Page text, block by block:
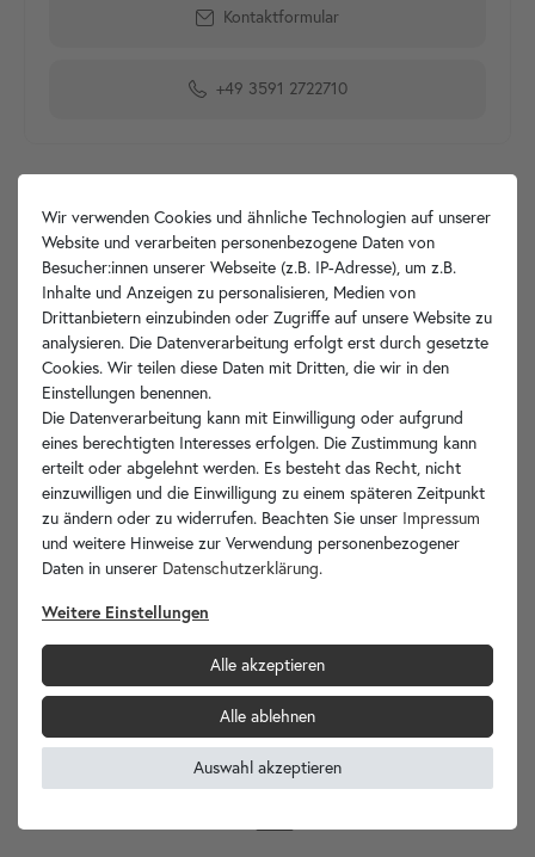
Kontaktformular
+49 3591 2722710
Produktdetails
Artikelbeschreibung
Hersteller-Info
Ihre Vorteile
Ihr Spezialist für Waschbecken Unikate!
InternationalerVersand
Wir verwenden Cookies und ähnliche Technologien auf unserer
Website und verarbeiten personenbezogene Daten von
Besucher:innen unserer Webseite (z.B. IP-Adresse), um z.B.
Inhalte und Anzeigen zu personalisieren, Medien von
Drittanbietern einzubinden oder Zugriffe auf unsere Website zu
analysieren. Die Datenverarbeitung erfolgt erst durch gesetzte
Cookies. Wir teilen diese Daten mit Dritten, die wir in den
Einstellungen benennen.
Die Datenverarbeitung kann mit Einwilligung oder aufgrund
eines berechtigten Interesses erfolgen. Die Zustimmung kann
erteilt oder abgelehnt werden. Es besteht das Recht, nicht
einzuwilligen und die Einwilligung zu einem späteren Zeitpunkt
zu ändern oder zu widerrufen. Beachten Sie unser Impressum
und weitere Hinweise zur Verwendung personenbezogener
Daten in unserer Daten­schutz­erklärung.
Weitere Einstellungen
Alle akzeptieren
Alle ablehnen
Auswahl akzeptieren